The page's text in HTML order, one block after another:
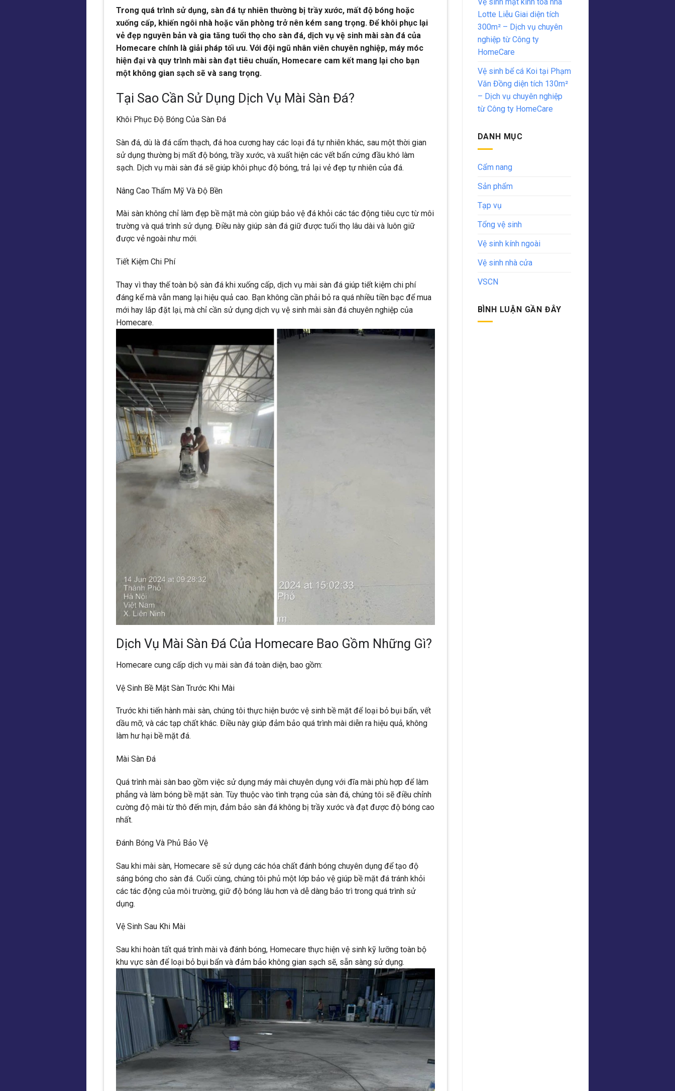
Trong quá trình sử dụng, sàn đá tự nhiên thường bị trầy xước, mất độ bóng hoặc
xuống cấp, khiến ngôi nhà hoặc văn phòng trở nên kém sang trọng. Để khôi phục lại
vẻ đẹp nguyên bản và gia tăng tuổi thọ cho sàn đá, dịch vụ vệ sinh mài sàn đá của
Homecare chính là giải pháp tối ưu. Với đội ngũ nhân viên chuyên nghiệp, máy móc
hiện đại và quy trình mài sàn đạt tiêu chuẩn, Homecare cam kết mang lại cho bạn
một không gian sạch sẽ và sang trọng.
Tại Sao Cần Sử Dụng Dịch Vụ Mài Sàn Đá?
Khôi Phục Độ Bóng Của Sàn Đá
Sàn đá, dù là đá cẩm thạch, đá hoa cương hay các loại đá tự nhiên khác, sau một thời gian
sử dụng thường bị mất độ bóng, trầy xước, và xuất hiện các vết bẩn cứng đầu khó làm
sạch. Dịch vụ mài sàn đá sẽ giúp khôi phục độ bóng, trả lại vẻ đẹp tự nhiên của đá.
Nâng Cao Thẩm Mỹ Và Độ Bền
Mài sàn không chỉ làm đẹp bề mặt mà còn giúp bảo vệ đá khỏi các tác động tiêu cực từ môi
trường và quá trình sử dụng. Điều này giúp sàn đá giữ được tuổi thọ lâu dài và luôn giữ
được vẻ ngoài như mới.
Tiết Kiệm Chi Phí
Thay vì thay thế toàn bộ sàn đá khi xuống cấp, dịch vụ mài sàn đá giúp tiết kiệm chi phí
đáng kể mà vẫn mang lại hiệu quả cao. Bạn không cần phải bỏ ra quá nhiều tiền bạc để mua
mới hay lắp đặt lại, mà chỉ cần sử dụng dịch vụ vệ sinh mài sàn đá chuyên nghiệp của
Homecare.
Dịch Vụ Mài Sàn Đá Của Homecare Bao Gồm Những Gì?
Homecare cung cấp dịch vụ mài sàn đá toàn diện, bao gồm:
Vệ Sinh Bề Mặt Sàn Trước Khi Mài
Trước khi tiến hành mài sàn, chúng tôi thực hiện bước vệ sinh bề mặt để loại bỏ bụi bẩn, vết
dầu mỡ, và các tạp chất khác. Điều này giúp đảm bảo quá trình mài diễn ra hiệu quả, không
làm hư hại bề mặt đá.
Mài Sàn Đá
Quá trình mài sàn bao gồm việc sử dụng máy mài chuyên dụng với đĩa mài phù hợp để làm
phẳng và làm bóng bề mặt sàn. Tùy thuộc vào tình trạng của sàn đá, chúng tôi sẽ điều chỉnh
cường độ mài từ thô đến mịn, đảm bảo sàn đá không bị trầy xước và đạt được độ bóng cao
nhất.
Đánh Bóng Và Phủ Bảo Vệ
Sau khi mài sàn, Homecare sẽ sử dụng các hóa chất đánh bóng chuyên dụng để tạo độ
sáng bóng cho sàn đá. Cuối cùng, chúng tôi phủ một lớp bảo vệ giúp bề mặt đá tránh khỏi
các tác động của môi trường, giữ độ bóng lâu hơn và dễ dàng bảo trì trong quá trình sử
dụng.
Vệ Sinh Sau Khi Mài
Sau khi hoàn tất quá trình mài và đánh bóng, Homecare thực hiện vệ sinh kỹ lưỡng toàn bộ
khu vực sàn để loại bỏ bụi bẩn và đảm bảo không gian sạch sẽ, sẵn sàng sử dụng.
Lotte Liễu Giai diện tích
300m² – Dịch vụ chuyên
nghiệp từ Công ty
HomeCare
Vệ sinh bể cá Koi tại Phạm
Văn Đồng diện tích 130m²
– Dịch vụ chuyên nghiệp
từ Công ty HomeCare
DANH MỤC
Cẩm nang
Sản phẩm
Tạp vụ
Tổng vệ sinh
Vệ sinh kính ngoài
Vệ sinh nhà cửa
VSCN
BÌNH LUẬN GẦN ĐÂY